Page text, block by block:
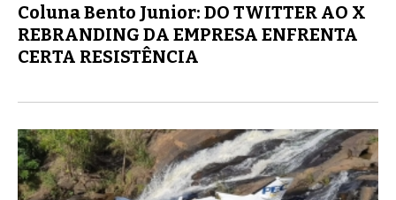
Coluna Bento Junior: DO TWITTER AO X 
REBRANDING DA EMPRESA ENFRENTA
CERTA RESISTÊNCIA